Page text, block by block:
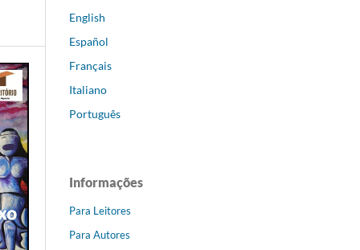
English
Español
Français
Italiano
Português
Informações
Para Leitores
Para Autores